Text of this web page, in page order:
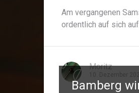
Am vergangenen
ordentlich auf sich
Moritz
Bamberg